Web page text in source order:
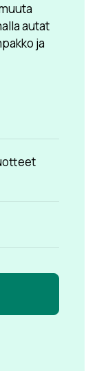
autat
ja